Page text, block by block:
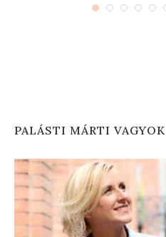
PALÁSTI MÁRTI VAGYOK